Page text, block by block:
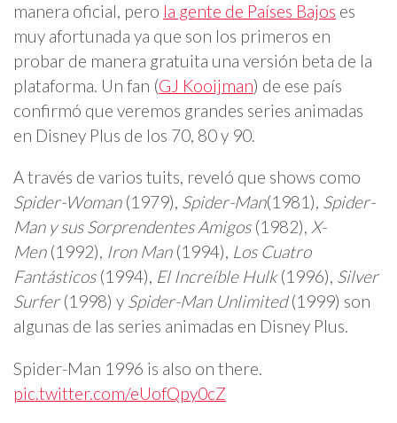
manera oficial, pero la gente de Países Bajos es
muy afortunada ya que son los primeros en
probar de manera gratuita una versión beta de la
plataforma. Un fan (GJ Kooijman) de ese país
confirmó que veremos grandes series animadas
en Disney Plus de los 70, 80 y 90.
A través de varios tuits, reveló que shows como
Spider-Woman(1979), Spider-Man(1981), Spider-
Man y sus Sorprendentes Amigos(1982), X-
Men (1992), Iron Man(1994), Los Cuatro
Fantásticos(1994), El Increíble Hulk(1996), Silver
Surfer(1998) y Spider-Man Unlimited(1999) son
algunas de las series animadas en Disney Plus.
Spider-Man 1996 is also on there.
pic.twitter.com/eUofQpy0cZ